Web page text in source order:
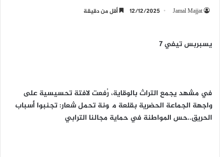
Jamal Majjat
12/12/2025 أقل من دقيقة
يسبربس تيفي 7
في مشهد يجمع التراث بالوقاية، رُفعت لافتة تحسيسية على
واجهة الجماعة الحضرية بقلعة مگونة تحمل شعار: تجنبوا أسباب
الحريق..حس المواطنة في حماية مجالنا الترابي